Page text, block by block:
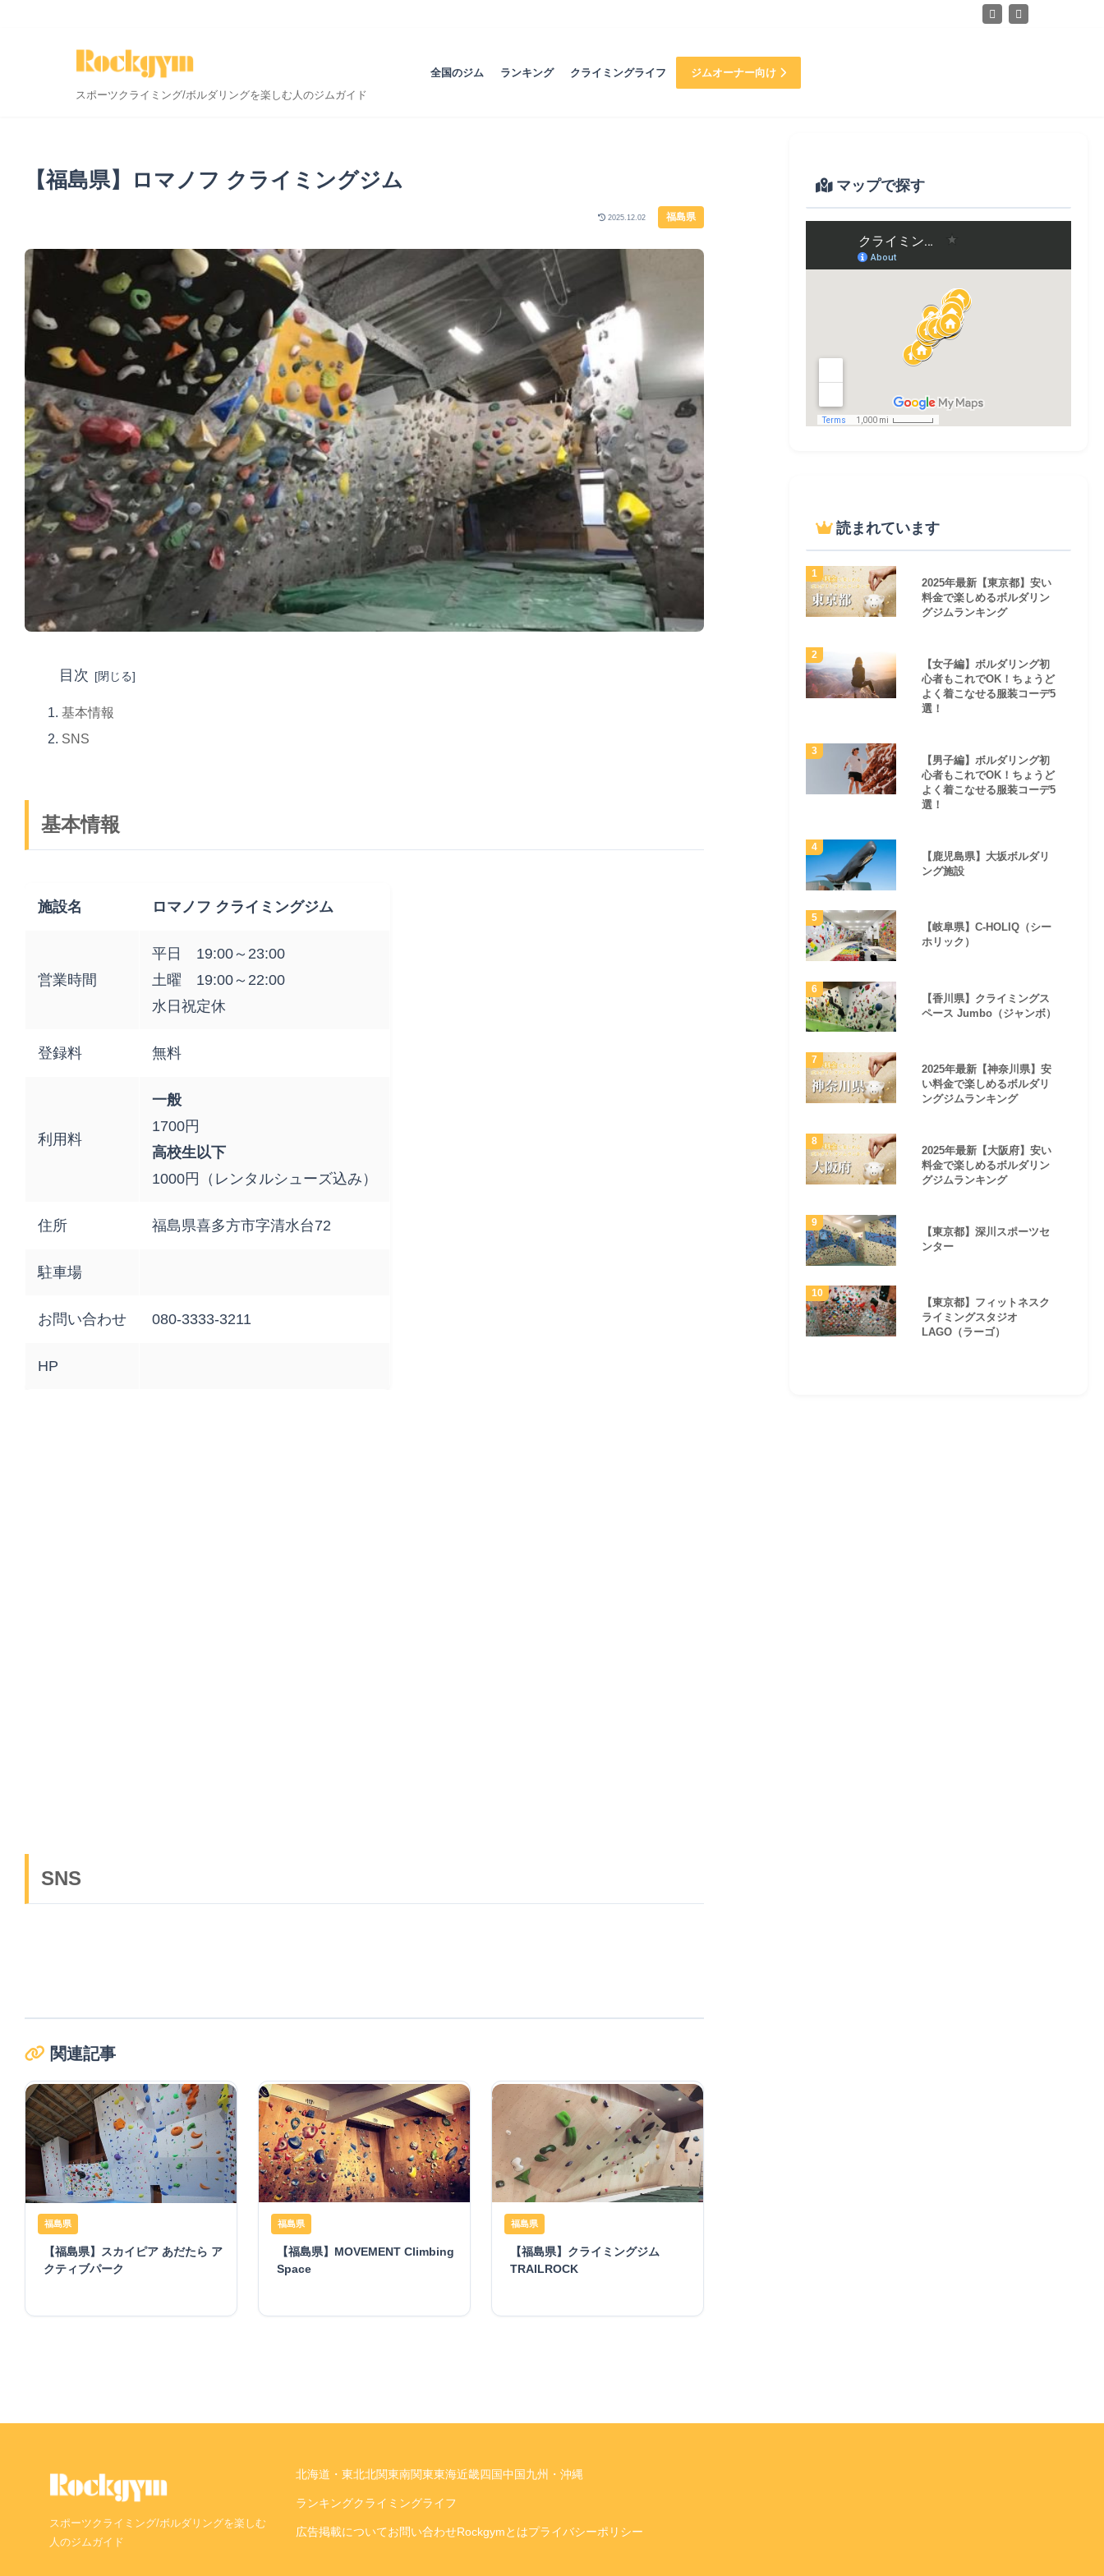
スポーツクライミング/ボルダリングを楽しむ人のジムガイド
全国のジム ランキング クライミングライフ ジムオーナー向け
【福島県】ロマノフ クライミングジム
2025.12.02 福島県
目次
基本情報
SNS
基本情報
施設名 ロマノフ クライミングジム
営業時間
平日 19:00～23:00
土曜 19:00～22:00
水日祝定休
登録料 無料
利用料
一般
1700円
高校生以下
1000円（レンタルシューズ込み）
住所 福島県喜多方市字清水台72
駐車場
お問い合わせ 080-3333-3211
HP
SNS
関連記事
福島県
【福島県】スカイピア あだたら ア
クティブパーク
福島県
【福島県】MOVEMENT Climbing
Space
福島県
【福島県】クライミングジム
TRAILROCK
マップで探す
読まれています
2025年最新【東京都】安い
料金で楽しめるボルダリン
グジムランキング
【女子編】ボルダリング初
心者もこれでOK！ちょうど
よく着こなせる服装コーデ5
選！
【男子編】ボルダリング初
心者もこれでOK！ちょうど
よく着こなせる服装コーデ5
選！
【鹿児島県】大坂ボルダリ
ング施設
【岐阜県】C-HOLIQ（シー
ホリック）
【香川県】クライミングス
ペース Jumbo（ジャンボ）
2025年最新【神奈川県】安
い料金で楽しめるボルダリ
ングジムランキング
2025年最新【大阪府】安い
料金で楽しめるボルダリン
グジムランキング
【東京都】深川スポーツセ
ンター
【東京都】フィットネスク
ライミングスタジオ
LAGO（ラーゴ）
スポーツクライミング/ボルダリングを楽しむ
人のジムガイド
北海道・東北北関東南関東東海近畿四国中国九州・沖縄
ランキングクライミングライフ
広告掲載についてお問い合わせRockgymとはプライバシーポリシー